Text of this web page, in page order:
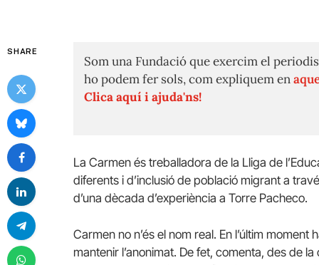
SHARE
Som una Fundació que exercim el
ho podem fer sols, com expliquem en
Clica aquí i ajuda'ns!
La Carmen és treballadora de la Lliga de
diferents i d’inclusió de població migrant a
d’una dècada d’experiència a Torre Pacheco.
Carmen no n’és el nom real. En l’últim
mantenir l’anonimat. De fet, comenta, des de